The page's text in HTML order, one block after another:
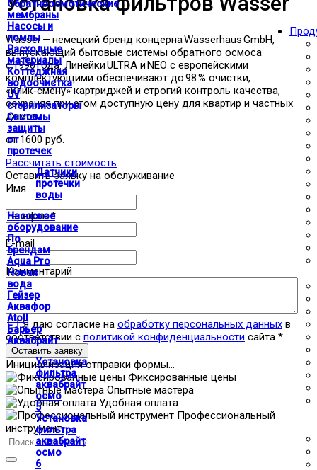
Обратноосмотические
мембраны
Насосы и
помпы
Расходные
материалы
Коттеджная
водоочистка
UV
стерилизаторы
Системы
защиты
от
протечек
Датчики
протечки
воды
Насосное
оборудование
По
брендам
Aqua Pro
Новая
вода
Гейзер
Аквафор
Atoll
Барьер
Аквабрайт
Установка
фильтра
аквабрайт
осмо
5
Установка
фильтра
аквабрайт
осмо
6
Wasser — немецкий бренд концерна Wasserhaus GmbH,
выпускающий бытовые системы обратного осмоса
с 1990 года. Линейки ULTRA и NEO с европейскими
комплектующими обеспечивают до 98 % очистки,
«клик‑смену» картриджей и строгий контроль качества,
сохраняя при этом доступную цену для квартир и частных
домов.
от 1600 руб.
Рассчитать стоимость
Оставить заявку на обслуживание
Имя
Телефон*
E-mail
Комментарий
Я даю согласие на обработку персональных данных в
соответствии с политикой конфиденциальности сайта *
Оставить заявку
Инициализация отправки формы...
Фиксированные цены
Опытные мастера
Удобная оплата
Профессиональный
инструмент